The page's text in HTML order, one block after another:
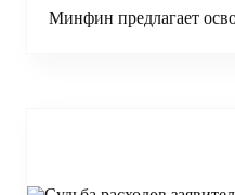
Минфин предлагает